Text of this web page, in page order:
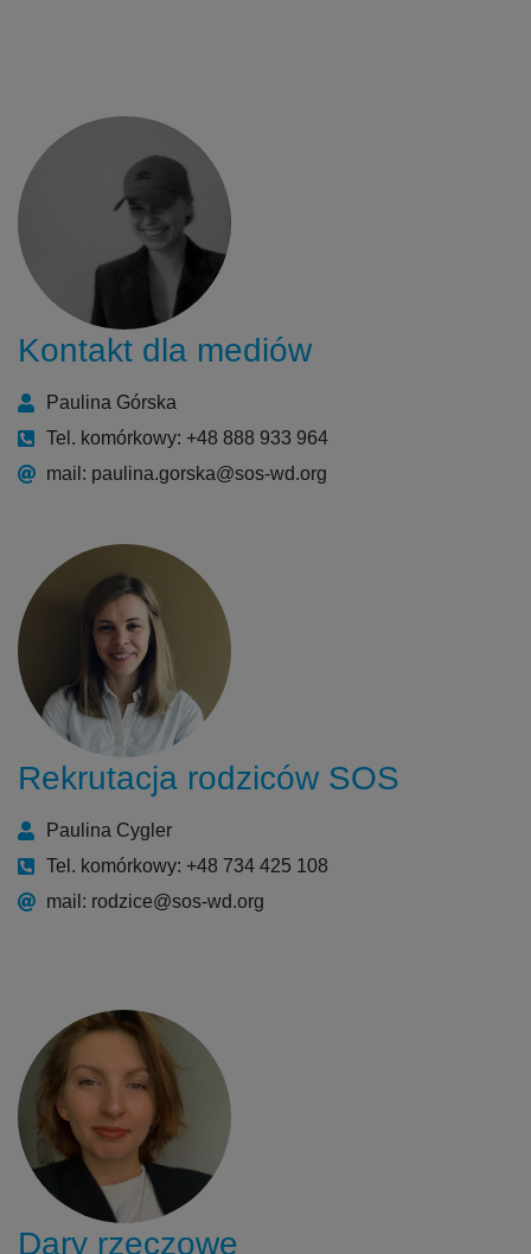
Kontakt dla mediów
Paulina Górska
Tel. komórkowy: +48 888 933 964
mail: paulina.gorska@sos-wd.org
Rekrutacja rodziców SOS
Paulina Cygler
Tel. komórkowy: +48 734 425 108
mail: rodzice@sos-wd.org
Dary rzeczowe